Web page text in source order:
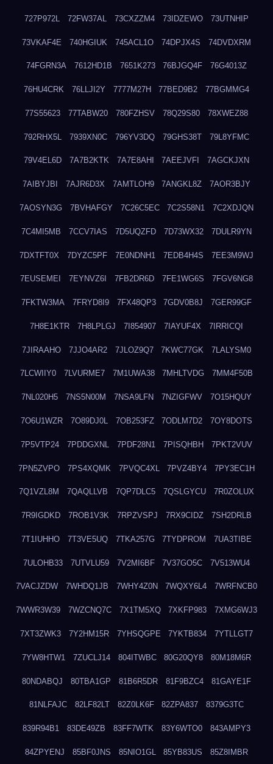
727P972L 72FW37AL 73CXZZM4 73IDZEWO 73UTNHIP
73VKAF4E 740HGIUK 745ACL1O 74DPJX4S 74DVDXRM
74FGRN3A 7612HD1B 7651K273 76BJGQ4F 76G4013Z
76HU4CRK 76LLJI2Y 7777M27H 77BED9B2 77BGMMG4
77S55623 77TABW20 780FZHSV 78Q29S80 78XWEZ88
792RHX5L 7939XN0C 796YV3DQ 79GHS38T 79L8YFMC
79V4EL6D 7A7B2KTK 7A7E8AHI 7AEEJVFI 7AGCKJXN
7AIBYJBI 7AJR6D3X 7AMTLOH9 7ANGKL8Z 7AOR3BJY
7AOSYN3G 7BVHAFGY 7C26C5EC 7C2S58N1 7C2XDJQN
7C4MI5MB 7CCV7IAS 7D5UQZFD 7D73WX32 7DULR9YN
7DXTFT0X 7DYZC5PF 7E0NDNH1 7EDB4H4S 7EE3M9WJ
7EUSEMEI 7EYNVZ6I 7FB2DR6D 7FE1WG6S 7FGV6NG8
7FKTW3MA 7FRYD8I9 7FX48QP3 7GDV0B8J 7GER99GF
7H8E1KTR 7H8LPLGJ 7I854907 7IAYUF4X 7IRRICQI
7JIRAAHO 7JJO4AR2 7JLOZ9Q7 7KWC77GK 7LALYSM0
7LCWIIY0 7LVURME7 7M1UWA38 7MHLTVDG 7MM4F50B
7NL020H5 7NS5N00M 7NSA9LFN 7NZIGFWV 7O15HQUY
7O6U1WZR 7O89DJ0L 7OB253FZ 7ODLM7D2 7OY8DOTS
7P5VTP24 7PDDGXNL 7PDF28N1 7PISQHBH 7PKT2VUV
7PN5ZVPO 7PS4XQMK 7PVQC4XL 7PVZ4BY4 7PY3EC1H
7Q1VZL8M 7QAQLLVB 7QP7DLC5 7QSLGYCU 7R0ZOLUX
7R9IGDKD 7ROB1V3K 7RPZVSPJ 7RX9CIDZ 7SH2DRLB
7T1IUHHO 7T3VE5UQ 7TKA257G 7TYDPROM 7UA3TIBE
7ULOHB33 7UTVLU59 7V2MI6BF 7V37GO5C 7V513WU4
7VACJZDW 7WHDQ1JB 7WHY4Z0N 7WQXY6L4 7WRFNCB0
7WWR3W39 7WZCNQ7C 7X1TM5XQ 7XKFP983 7XMG6WJ3
7XT3ZWK3 7Y2HM15R 7YHSQGPE 7YKTB834 7YTLLGT7
7YW8HTW1 7ZUCLJ14 804ITWBC 80G20QY8 80M18M6R
80NDABQJ 80TBA1GP 81B6R5DR 81F9BZC4 81GAYE1F
81NLFAJC 82LF82LT 82Z0LK6F 82ZPA837 8379G3TC
839R94B1 83DE49ZB 83FF7WTK 83Y6WTO0 843AMPY3
84ZPYENJ 85BF0JNS 85NIO1GL 85YB83US 85Z8IMBR